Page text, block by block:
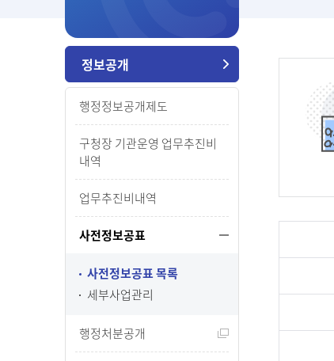
정보공개
행정정보공개제도
구청장 기관운영 업무추진비
내역
업무추진비내역
사전정보공표
사전정보공표 목록
세부사업관리
행정처분공개